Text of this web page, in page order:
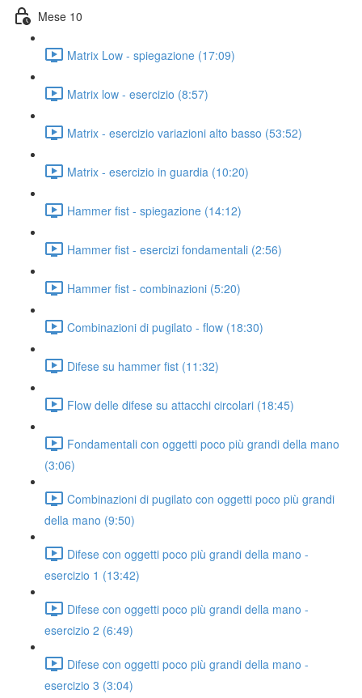
Mese 10
Matrix Low - spiegazione (17:09)
Matrix low - esercizio (8:57)
Matrix - esercizio variazioni alto basso (53:52)
Matrix - esercizio in guardia (10:20)
Hammer fist - spiegazione (14:12)
Hammer fist - esercizi fondamentali (2:56)
Hammer fist - combinazioni (5:20)
Combinazioni di pugilato - flow (18:30)
Difese su hammer fist (11:32)
Flow delle difese su attacchi circolari (18:45)
Fondamentali con oggetti poco più grandi della mano
(3:06)
Combinazioni di pugilato con oggetti poco più grandi
della mano (9:50)
Difese con oggetti poco più grandi della mano -
esercizio 1 (13:42)
Difese con oggetti poco più grandi della mano -
esercizio 2 (6:49)
Difese con oggetti poco più grandi della mano -
esercizio 3 (3:04)